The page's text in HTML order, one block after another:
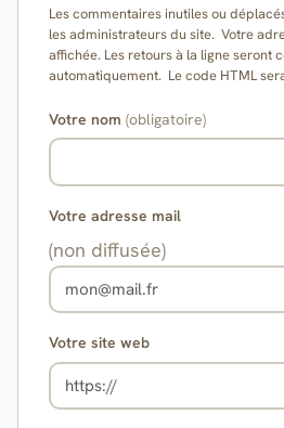
Les commentaires inutiles ou
les administrateurs du site. Votre
affichée. Les retours à la ligne seront
automatiquement. Le code HTML
Votre nom (obligatoire)
Votre adresse mail
(non diffusée)
Votre site web